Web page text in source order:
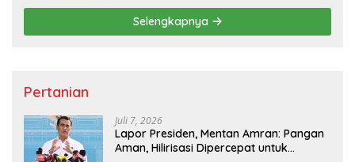
Selengkapnya
Pertanian
Juli 7, 2026
Lapor Presiden, Mentan Amran: Pangan
Aman, Hilirisasi Dipercepat untuk